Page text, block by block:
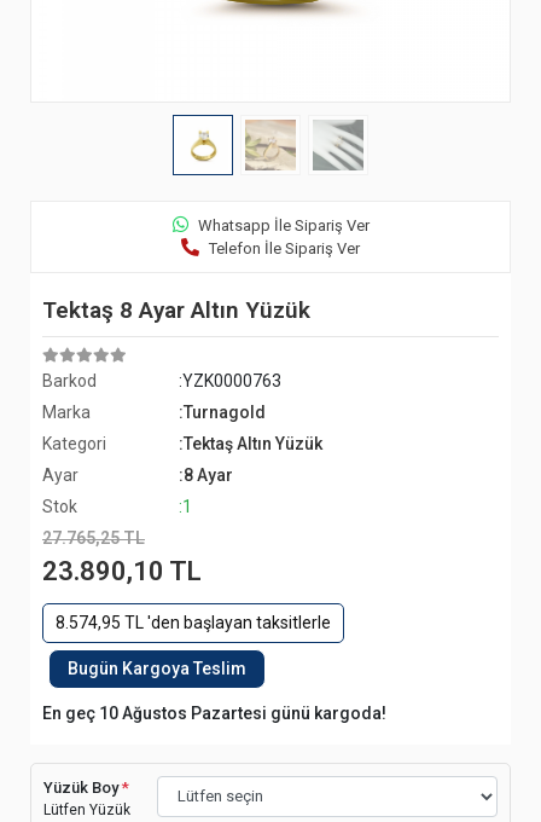
Whatsapp İle Sipariş Ver
Telefon İle Sipariş Ver
Tektaş 8 Ayar Altın Yüzük
Barkod
:YZK0000763
Marka
:Turnagold
Kategori
:Tektaş Altın Yüzük
Ayar
:8 Ayar
Stok
:1
27.765,25 TL
23.890,10 TL
8.574,95 TL 'den başlayan taksitlerle
Bugün Kargoya Teslim
En geç 10 Ağustos Pazartesi günü kargoda!
Yüzük Boy*
Lütfen Yüzük